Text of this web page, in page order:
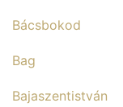
Bácsbokod
Bag
Bajaszentistván